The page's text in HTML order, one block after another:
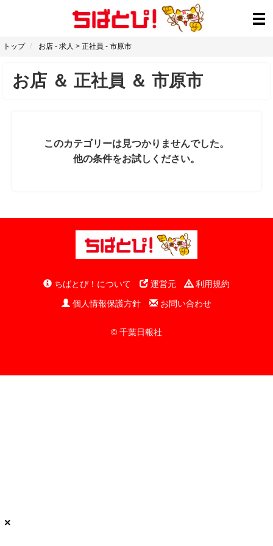
トップ お店 - 求人 > 正社員 - 市原市
お店 ＆ 正社員 ＆ 市原市
このカテゴリーは見つかりませんでした。
他の条件をお試しください。
ちばとぴ！について 運営元
利用規約
個人情報保護方針
お問い合わせ
© 千葉日報社
×